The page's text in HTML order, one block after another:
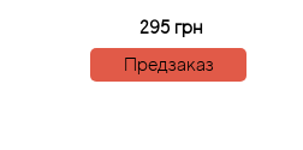
295 грн
Предзаказ